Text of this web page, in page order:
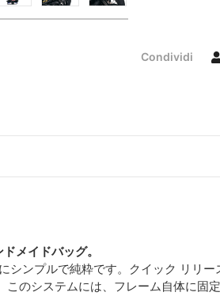
Condividi
メイドバッグ。
シンプルで純粋です。クイック リリ
のシステムには、フレーム自体に固